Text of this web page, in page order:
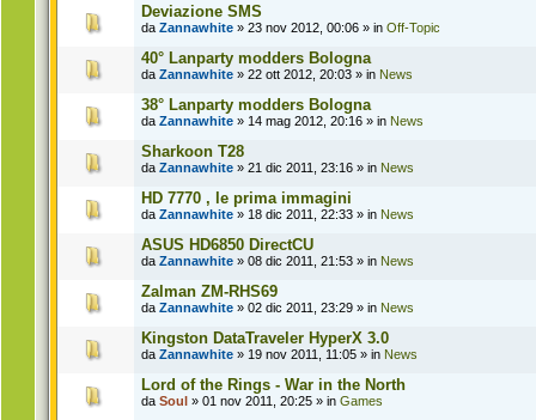
Deviazione SMS
da Zannawhite » 23 nov 2012, 00:06 » in Off-Topic
40° Lanparty modders Bologna
da Zannawhite » 22 ott 2012, 20:03 » in News
38° Lanparty modders Bologna
da Zannawhite » 14 mag 2012, 20:16 » in News
Sharkoon T28
da Zannawhite » 21 dic 2011, 23:16 » in News
HD 7770 , le prima immagini
da Zannawhite » 18 dic 2011, 22:33 » in News
ASUS HD6850 DirectCU
da Zannawhite » 08 dic 2011, 21:53 » in News
Zalman ZM-RHS69
da Zannawhite » 02 dic 2011, 23:29 » in News
Kingston DataTraveler HyperX 3.0
da Zannawhite » 19 nov 2011, 11:05 » in News
Lord of the Rings - War in the North
da Soul » 01 nov 2011, 20:25 » in Games